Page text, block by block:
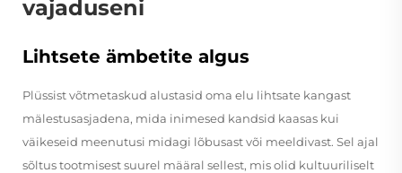
vajaduseni
Lihtsete ämbetite algus
Plüssist võtmetaskud alustasid oma elu lihtsate kangast
mälestusasjadena, mida inimesed kandsid kaasas kui
väikeseid meenutusi midagi lõbusast või meeldivast. Sel ajal
sõltus tootmisest suurel määral sellest, mis olid kultuuriliselt